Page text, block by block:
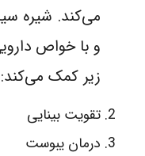
می‌کند. شیره
و با خواص
زیر کمک می‌کند:
تقویت بینایی
درمان یبوست